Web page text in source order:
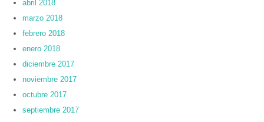
abril 2018
marzo 2018
febrero 2018
enero 2018
diciembre 2017
noviembre 2017
octubre 2017
septiembre 2017